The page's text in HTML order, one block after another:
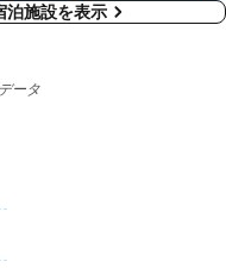
・スタジオ、サウナやマッサ
とれる施設としては、ダイ
レストランで、素晴らしい
けます。朝食(コンチネン
理をご注文いただけます。
ニューや軽食もご注文いた
コールの各種お飲み物をご
レジットカードをこのホテ
泊施設を表示
ータ